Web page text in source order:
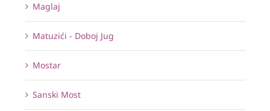
Maglaj
Matuzići - Doboj Jug
Mostar
Sanski Most